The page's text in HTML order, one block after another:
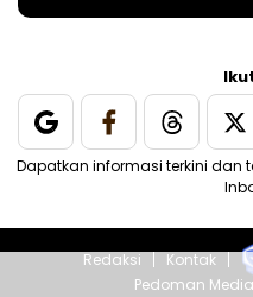
Dapatkan informasi terkini dan
Redaksi Kontak
Pedoman